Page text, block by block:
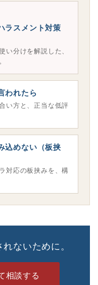
ラスメント対策
い分けを解説した、
われたら
い方と、正当な低評
込めない（板挟
対応の板挟みを、構
ないために。
相談する